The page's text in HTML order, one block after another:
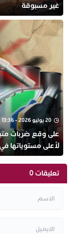
غير مسبوقة
20 يوليو 2026 - 13:36
على وقع ضربات
لأعلى مستوياتها في 5 أسابيع
تعليقات 0